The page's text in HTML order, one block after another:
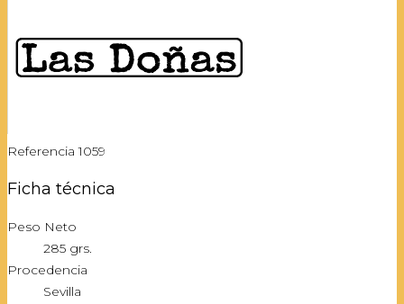
Referencia1059
Ficha técnica
Peso Neto
285 grs.
Procedencia
Sevilla